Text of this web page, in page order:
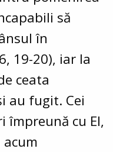
să
în
19-20), iar la
ceata
au fugit. Cei
împreună cu El,